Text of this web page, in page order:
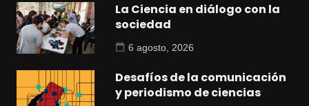
La Ciencia en diálogo con la
sociedad
6 agosto, 2026
Desafíos de la comunicación
y periodismo de ciencias